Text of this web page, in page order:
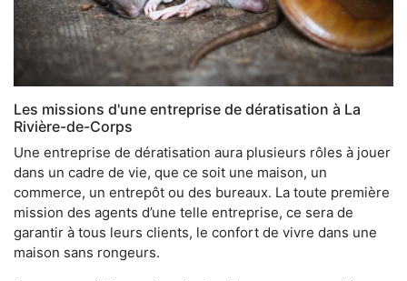
Les missions d'une entreprise de dératisation à La
Rivière-de-Corps
Une entreprise de dératisation aura plusieurs rôles à jouer
dans un cadre de vie, que ce soit une maison, un
commerce, un entrepôt ou des bureaux. La toute première
mission des agents d’une telle entreprise, ce sera de
garantir à tous leurs clients, le confort de vivre dans une
maison sans rongeurs.